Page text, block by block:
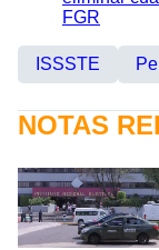
FGR
ISSSTE
NOTAS